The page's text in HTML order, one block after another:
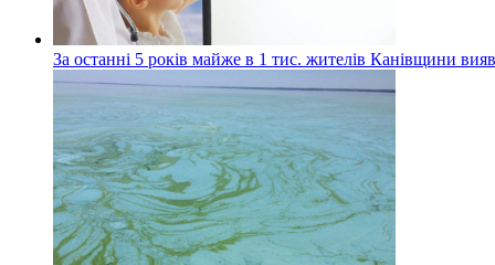
За останні 5 років майже в 1 тис. жителів Канівщини